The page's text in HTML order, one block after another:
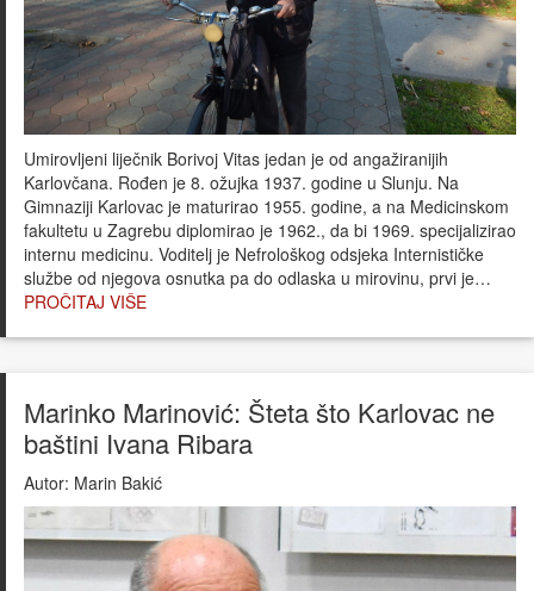
Umirovljeni liječnik Borivoj Vitas jedan je od angažiranijih
Karlovčana. Rođen je 8. ožujka 1937. godine u Slunju. Na
Gimnaziji Karlovac je maturirao 1955. godine, a na Medicinskom
fakultetu u Zagrebu diplomirao je 1962., da bi 1969. specijalizirao
internu medicinu. Voditelj je Nefrološkog odsjeka Internističke
službe od njegova osnutka pa do odlaska u mirovinu, prvi je…
PROČITAJ VIŠE
Marinko Marinović: Šteta što Karlovac ne
baštini Ivana Ribara
Autor: Marin Bakić